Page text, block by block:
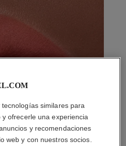
similares para
ofrecerle una experiencia
y recomendaciones
web y con nuestros socios.